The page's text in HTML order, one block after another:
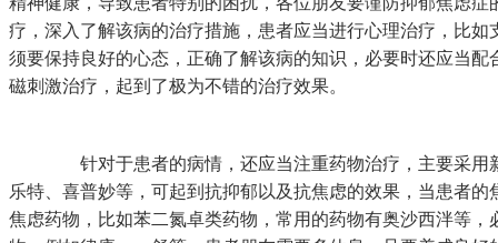
疗，深入了解该病的治疗措施，患者应当进行心理治疗，比
须要保持良好的心态，正确了解该病的知识，必要时还应当
磁刺激治疗，起到了极为不错的治疗效果。
针对于患者的病情，还应当注重药物治疗，主要采用
乐特、喜普妙等，可起到抗抑郁以及抗焦虑的效果，当患者
焦虑药物，比如苯二氮卓类药物，常用的药物有奥沙西泮等，